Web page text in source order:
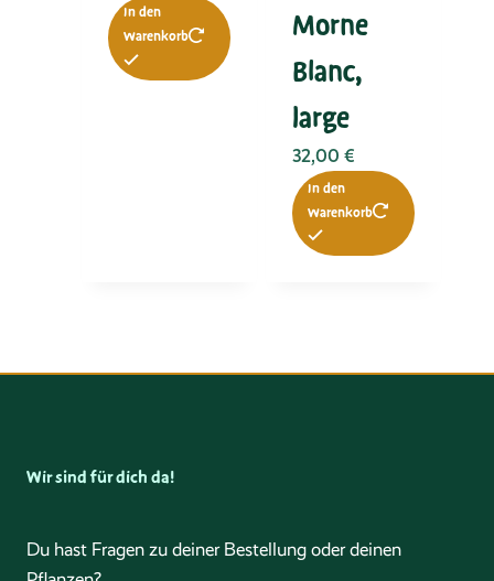
In den
Warenkorb
Morne
Blanc,
large
32,00 €
In den
Warenkorb
Wir sind für dich da!
Du hast Fragen zu deiner Bestellung oder deinen